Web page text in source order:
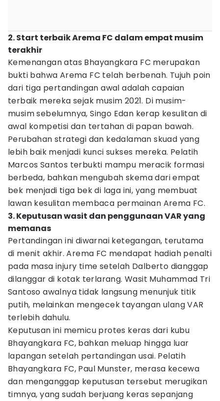
2. Start terbaik Arema FC dalam empat musim
terakhir
Kemenangan atas Bhayangkara FC merupakan
bukti bahwa Arema FC telah berbenah. Tujuh poin
dari tiga pertandingan awal adalah capaian
terbaik mereka sejak musim 2021. Di musim-
musim sebelumnya, Singo Edan kerap kesulitan di
awal kompetisi dan tertahan di papan bawah.
Perubahan strategi dan kedalaman skuad yang
lebih baik menjadi kunci sukses mereka. Pelatih
Marcos Santos terbukti mampu meracik formasi
berbeda, bahkan mengubah skema dari empat
bek menjadi tiga bek di laga ini, yang membuat
lawan kesulitan membaca permainan Arema FC.
3. Keputusan wasit dan penggunaan VAR yang
memanas
Pertandingan ini diwarnai ketegangan, terutama
di menit akhir. Arema FC mendapat hadiah penalti
pada masa injury time setelah Dalberto dianggap
dilanggar di kotak terlarang. Wasit Muhammad Tri
Santoso awalnya tidak langsung menunjuk titik
putih, melainkan mengecek tayangan ulang VAR
terlebih dahulu.
Keputusan ini memicu protes keras dari kubu
Bhayangkara FC, bahkan meluap hingga luar
lapangan setelah pertandingan usai. Pelatih
Bhayangkara FC, Paul Munster, merasa kecewa
dan menganggap keputusan tersebut merugikan
timnya, yang sudah berjuang keras sepanjang